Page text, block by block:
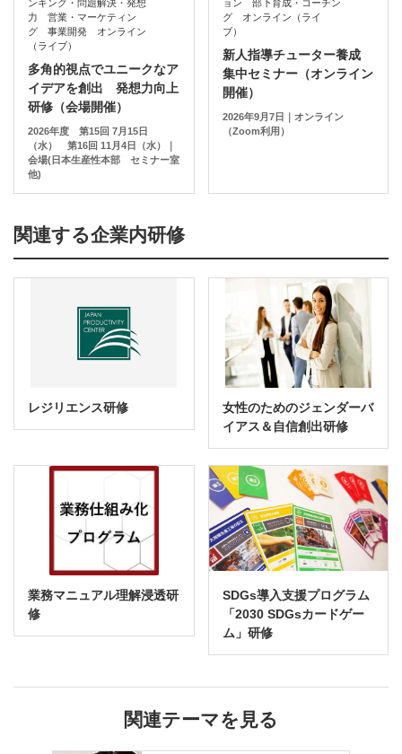
ンキング・問題解決・発想
力 営業・マーケティン
グ 事業開発 オンライン
（ライブ）
多角的視点でユニークなア
イデアを創出 発想力向上
研修（会場開催）
2026年度 第15回 7月15日
（水） 第16回 11月4日（水）｜
会場(日本生産性本部 セミナー室
他)
ョン 部下育成・コーチン
グ オンライン（ライ
ブ）
新人指導チューター養成
集中セミナー（オンライン
開催）
2026年9月7日｜オンライン
（Zoom利用）
関連する企業内研修
レジリエンス研修
女性のためのジェンダーバ
イアス＆自信創出研修
業務マニュアル理解浸透研
修
SDGs導入支援プログラム
「2030 SDGsカードゲー
ム」研修
関連テーマを見る